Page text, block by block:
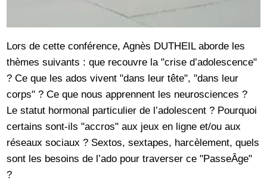
Lors de cette conférence, Agnès DUTHEIL aborde les
thèmes suivants : que recouvre la "crise d’adolescence"
? Ce que les ados vivent "dans leur tête", "dans leur
corps" ? Ce que nous apprennent les neurosciences ?
Le statut hormonal particulier de l’adolescent ? Pourquoi
certains sont-ils "accros" aux jeux en ligne et/ou aux
réseaux sociaux ? Sextos, sextapes, harcèlement, quels
sont les besoins de l’ado pour traverser ce "PasseÂge"
?